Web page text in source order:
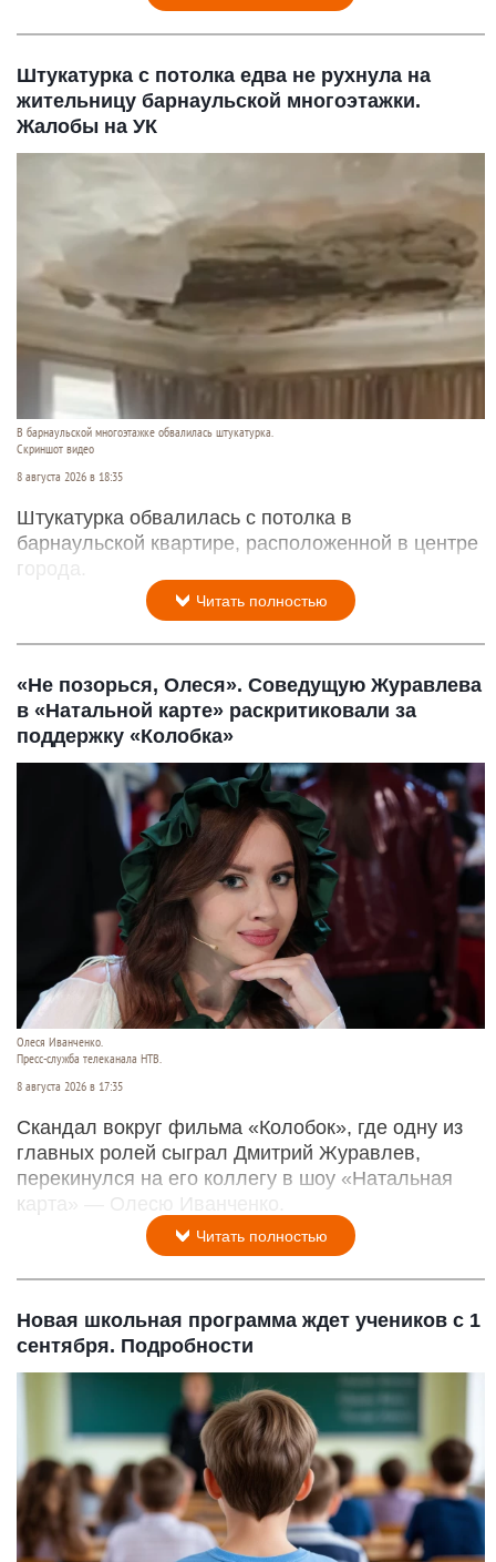
Штукатурка с потолка едва не рухнула на
жительницу барнаульской многоэтажки.
Жалобы на УК
В барнаульской многоэтажке обвалилась штукатурка.
Скриншот видео
8 августа 2026 в 18:35
Штукатурка обвалилась с потолка в
барнаульской квартире, расположенной в центре
города.
Читать полностью
«Не позорься, Олеся». Соведущую Журавлева
в «Натальной карте» раскритиковали за
поддержку «Колобка»
Олеся Иванченко.
Пресс-служба телеканала НТВ.
8 августа 2026 в 17:35
Скандал вокруг фильма «Колобок», где одну из
главных ролей сыграл Дмитрий Журавлев,
перекинулся на его коллегу в шоу «Натальная
карта» — Олесю Иванченко.
Читать полностью
Новая школьная программа ждет учеников с 1
сентября. Подробности